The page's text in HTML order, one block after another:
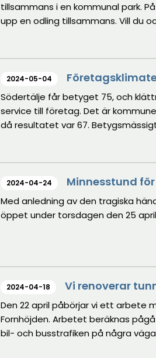
tillsammans i en kommunal park.
upp en odling tillsammans. Vill du
2024-05-04
Södertälje får betyget 75, och
service till företag. Det är
då resultatet var 67.
2024-04-24 Minnesstund
Med anledning av den tragiska
öppet under torsdagen den 25 april
2024-04-18 Vi renoverar
Den 22 april påbörjar vi ett arbete
Fornhöjden. Arbetet beräknas
bil- och busstrafiken på några